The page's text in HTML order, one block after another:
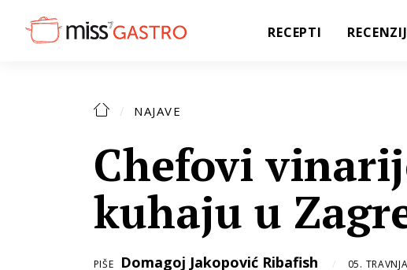
RECEPTI
NAJAVE
Chefovi
kuhaju u
PIŠE Domagoj Jakopović Ribafish 05.